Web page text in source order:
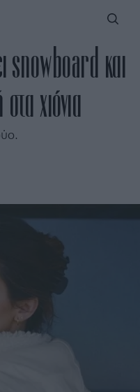
snowboard και
χιόνια